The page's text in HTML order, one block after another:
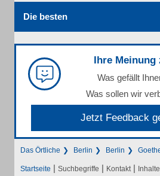
Die besten
Ihre Meinung
Was gefällt
Was sollen wir
Jetzt Feedback
Das Örtliche Berlin Berlin
Startseite | Suchbegriffe | Kontakt |